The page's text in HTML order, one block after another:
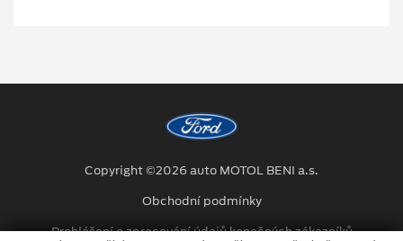
Copyright ©2026 auto MOTOL BENI a.s.
Obchodní podmínky
Prohlášení o zpracování údajů konečných zákazníků